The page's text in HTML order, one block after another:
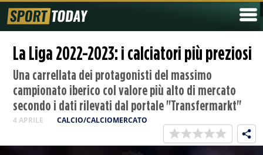
La Liga 2022-2023: i calciatori più preziosi
Una carrellata dei protagonisti del massimo
campionato iberico col valore più alto di mercato
secondo i dati rilevati dal portale "Transfermarkt"
4 APRILE CALCIO/CALCIOMERCATO